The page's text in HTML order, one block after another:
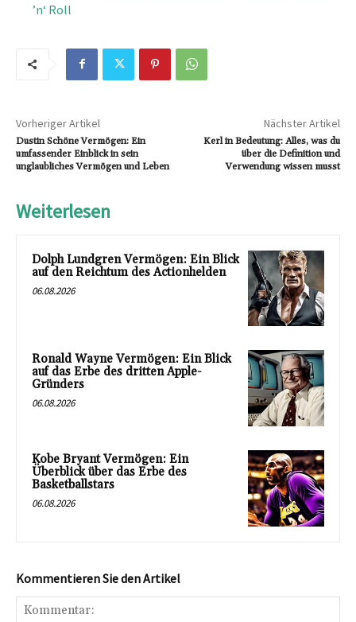
’n‘ Roll
Vorheriger Artikel
Dustin Schöne Vermögen: Ein
umfassender Einblick in sein
unglaubliches Vermögen und Leben
Nächster Artikel
Kerl in Bedeutung: Alles, was du
über die Definition und
Verwendung wissen musst
Weiterlesen
Dolph Lundgren Vermögen: Ein Blick
auf den Reichtum des Actionhelden
06.08.2026
Ronald Wayne Vermögen: Ein Blick
auf das Erbe des dritten Apple-
Gründers
06.08.2026
Kobe Bryant Vermögen: Ein
Überblick über das Erbe des
Basketballstars
06.08.2026
Kommentieren Sie den Artikel